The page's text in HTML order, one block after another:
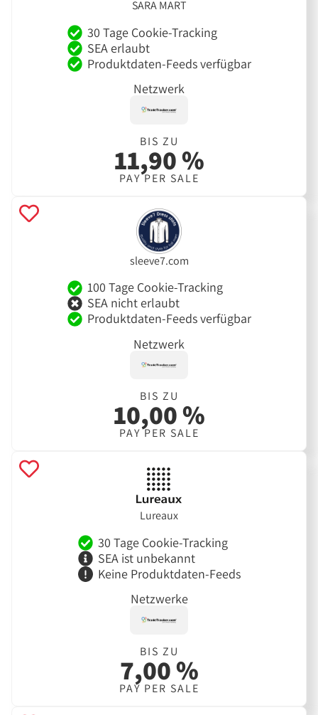
SARA MART
30 Tage Cookie-Tracking
SEA erlaubt
Produktdaten-Feeds verfügbar
Netzwerk
BIS ZU
11,90 %
PAY PER SALE
sleeve7.com
100 Tage Cookie-Tracking
SEA nicht erlaubt
Produktdaten-Feeds verfügbar
Netzwerk
BIS ZU
10,00 %
PAY PER SALE
Lureaux
30 Tage Cookie-Tracking
SEA ist unbekannt
Keine Produktdaten-Feeds
Netzwerke
BIS ZU
7,00 %
PAY PER SALE